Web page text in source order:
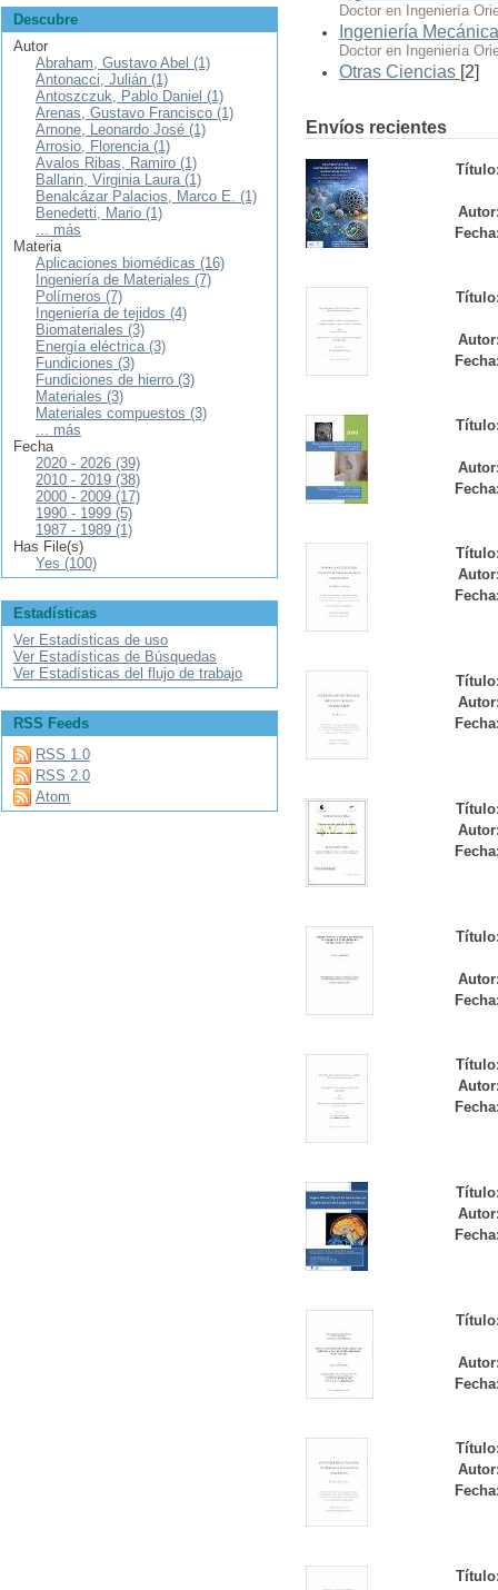
Doctor en Ingeniería
Ingeniería Mecánica
Doctor en Ingeniería
Otras Ciencias [2]
Envíos recientes
Descubre
Autor
Abraham, Gustavo Abel (1)
Antonacci, Julián (1)
Antoszczuk, Pablo Daniel (1)
Arenas, Gustavo Francisco (1)
Arnone, Leonardo José (1)
Arrosio, Florencia (1)
Avalos Ribas, Ramiro (1)
Ballarin, Virginia Laura (1)
Benalcázar Palacios, Marco E. (1)
Benedetti, Mario (1)
... más
Materia
Aplicaciones biomédicas (16)
Ingeniería de Materiales (7)
Polímeros (7)
Ingeniería de tejidos (4)
Biomateriales (3)
Energía eléctrica (3)
Fundiciones (3)
Fundiciones de hierro (3)
Materiales (3)
Materiales compuestos (3)
... más
Fecha
2020 - 2026 (39)
2010 - 2019 (38)
2000 - 2009 (17)
1990 - 1999 (5)
1987 - 1989 (1)
Has File(s)
Yes (100)
Estadísticas
Ver Estadísticas de uso
Ver Estadísticas de Búsquedas
Ver Estadísticas del flujo de trabajo
RSS Feeds
RSS 1.0
RSS 2.0
Atom